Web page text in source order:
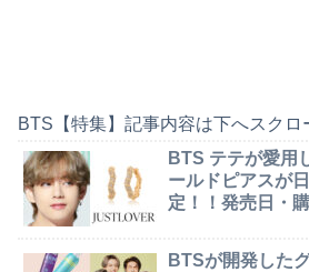
BTS【特集】記事内容は下へスク
BTS テテが愛用
ールドピアスが
定！！発売日・
BTSが開発した